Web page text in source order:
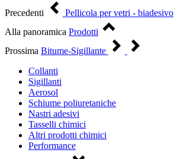
Precedenti
Pellicola per vetri - biadesivo
Alla panoramica Prodotti
Prossima Bitume-Sigillante
Collanti
Sigillanti
Aerosol
Schiume poliuretaniche
Nastri adesivi
Tasselli chimici
Altri prodotti chimici
Performance